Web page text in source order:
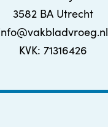
3582 BA Utrecht
KVK: 71316426